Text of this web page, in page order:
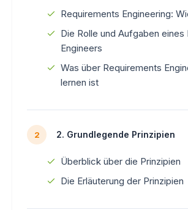
Requirements Engineering:
Die Rolle und Aufgaben eines
Engineers
Was über Requirements
lernen ist
2 2. Grundlegende Prinzipien
Überblick über die Prinzipien
Die Erläuterung der Prinzipien